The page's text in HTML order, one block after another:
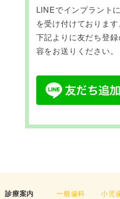
LINEでインプラント
を受け付けております
下記よりに友だち登
容をお送りください。
診療案内 一般歯科 小児